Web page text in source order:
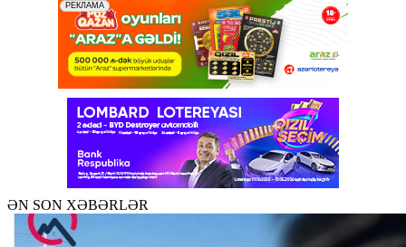
ƏN SON XƏBƏRLƏR